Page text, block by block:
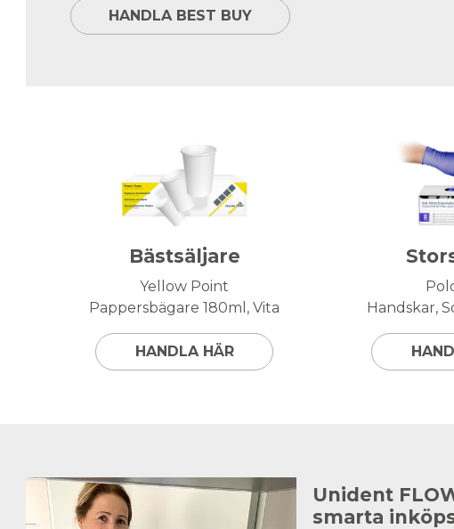
HANDLA BEST BUY
Bästsäljare
Yellow Point
Pappersbägare 180ml, Vita
HANDLA HÄR
Handskar,
Unident
smarta